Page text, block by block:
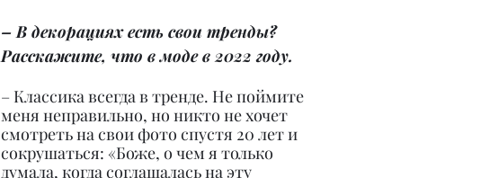
– В декорациях есть свои тренды?
Расскажите, что в моде в 2022 году.
– Классика всегда в тренде. Не поймите
меня неправильно, но никто не хочет
смотреть на свои фото спустя 20 лет и
сокрушаться: «Боже, о чем я только
думала, когда соглашалась на эту